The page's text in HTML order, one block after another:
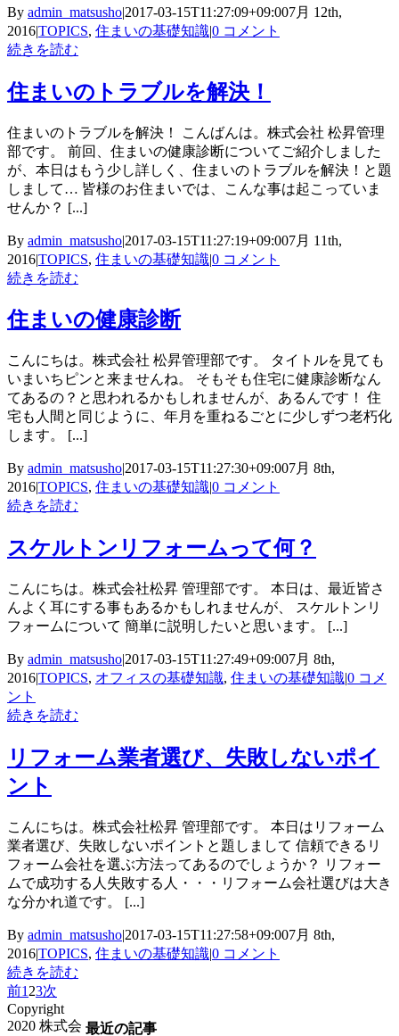
By admin_matsusho|2017-03-15T11:27:09+09:007月 12th,
2016|TOPICS, 住まいの基礎知識|0 コメント
続きを読む
住まいのトラブルを解決！
住まいのトラブルを解決！ こんばんは。株式会社 松昇管理
部です。 前回、住まいの健康診断についてご紹介しました
が、本日はもう少し詳しく、住まいのトラブルを解決！と題
しまして… 皆様のお住まいでは、こんな事は起こっていま
せんか？ [...]
By admin_matsusho|2017-03-15T11:27:19+09:007月 11th,
2016|TOPICS, 住まいの基礎知識|0 コメント
続きを読む
住まいの健康診断
こんにちは。株式会社 松昇管理部です。 タイトルを見ても
いまいちピンと来ませんね。 そもそも住宅に健康診断なん
てあるの？と思われるかもしれませんが、あるんです！ 住
宅も人間と同じように、年月を重ねるごとに少しずつ老朽化
します。 [...]
By admin_matsusho|2017-03-15T11:27:30+09:007月 8th,
2016|TOPICS, 住まいの基礎知識|0 コメント
続きを読む
スケルトンリフォームって何？
こんにちは。株式会社松昇 管理部です。 本日は、最近皆さ
んよく耳にする事もあるかもしれませんが、 スケルトンリ
フォームについて 簡単に説明したいと思います。 [...]
By admin_matsusho|2017-03-15T11:27:49+09:007月 8th,
2016|TOPICS, オフィスの基礎知識, 住まいの基礎知識|0 コメ
ント
続きを読む
リフォーム業者選び、失敗しないポイ
ント
こんにちは。株式会社松昇 管理部です。 本日はリフォーム
業者選び、失敗しないポイントと題しまして 信頼できるリ
フォーム会社を選ぶ方法ってあるのでしょうか？ リフォー
ムで成功する人失敗する人・・・リフォーム会社選びは大き
な分かれ道です。 [...]
By admin_matsusho|2017-03-15T11:27:58+09:007月 8th,
2016|TOPICS, 住まいの基礎知識|0 コメント
続きを読む
前1 23次
最近の記事
Copyright
2020 株式会